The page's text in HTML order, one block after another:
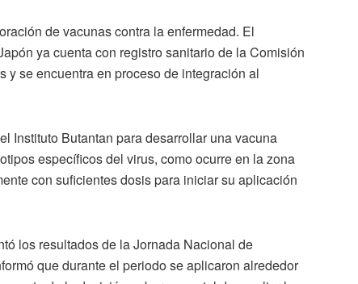
de vacunas contra la enfermedad. El
ya cuenta con registro sanitario de la Comisión
se encuentra en proceso de integración al
Instituto Butantan para desarrollar una vacuna
específicos del virus, como ocurre en la zona
con suficientes dosis para iniciar su aplicación
los resultados de la Jornada Nacional de
que durante el periodo se aplicaron alrededor